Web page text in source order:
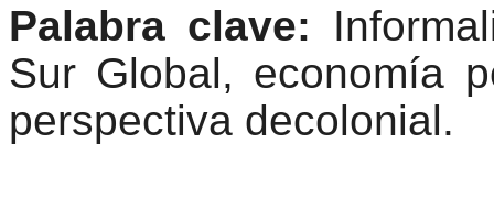
Palabra clave:
Sur Global, economía
perspectiva decolonial.